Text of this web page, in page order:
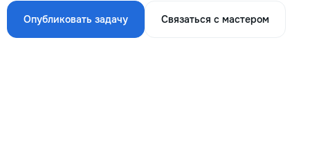
Опубликовать задачу Связаться с мастером